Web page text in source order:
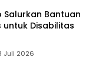
Salurkan Bantuan
untuk Disabilitas
Juli 2026